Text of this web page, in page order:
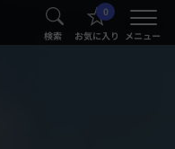
検索
0
お気に入り メニュー
®